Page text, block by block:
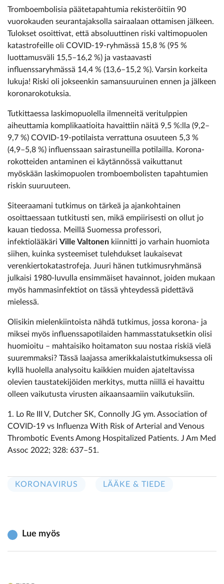
Tromboembolisia päätetapahtumia rekisteröitiin 90
vuorokauden seurantajaksolla sairaalaan ottamisen jälkeen.
Tulokset osoittivat, että absoluuttinen riski valtimopuolen
katastrofeille oli COVID-19-ryhmässä 15,8 % (95 %
luottamusväli 15,5–16,2 %) ja vastaavasti
influenssaryhmässä 14,4 % (13,6–15,2 %). Varsin korkeita
lukuja! Riski oli jokseenkin samansuuruinen ennen ja jälkeen
koronarokotuksia.
Tutkittaessa laskimopuolella ilmenneitä veritulppien
aiheuttamia komplikaatioita havaittiin näitä 9,5 %:lla (9,2–
9,7 %) COVID-19-potilaista verrattuna osuuteen 5,3 %
(4,9–5,8 %) influenssaan sairastuneilla potilailla. Korona­
rokotteiden antaminen ei käytännössä vaikuttanut
myöskään laskimopuolen tromboembolisten tapahtumien
riskin suuruuteen.
Siteeraamani tutkimus on tärkeä ja ajankohtainen
osoittaessaan tutkitusti sen, mikä empiirisesti on ollut jo
kauan tiedossa. Meillä Suomessa professori,
infektiolääkäri Ville Valtonen kiinnitti jo varhain huomiota
siihen, kuinka systeemiset tulehdukset laukaisevat
verenkiertokatastrofeja. Juuri hänen tutkimusryhmänsä
julkaisi 1980-luvulla ensimmäiset havainnot, joiden mukaan
myös hammasinfektiot on tässä yhteydessä pidettävä
mielessä.
Olisikin mielenkiintoista nähdä tutkimus, jossa korona- ja
miksei myös influenssapotilaiden hammasstatuksetkin olisi
huomioitu – mahtaisiko hoitamaton suu nostaa riskiä vielä
suuremmaksi? Tässä laajassa amerikkalaistutkimuksessa oli
kyllä huolella analysoitu kaikkien muiden ajateltavissa
olevien taustatekijöiden merkitys, mutta niillä ei havaittu
olleen vaikutusta virusten aikaansaamiin vaikutuksiin.
1. Lo Re III V, Dutcher SK, Connolly JG ym. Association of
COVID-19 vs Influenza With Risk of Arterial and Venous
Thrombotic Events Among Hospitalized Patients. J Am Med
Assoc 2022; 328: 637–51.
KORONAVIRUS LÄÄKE & TIEDE
Lue myös